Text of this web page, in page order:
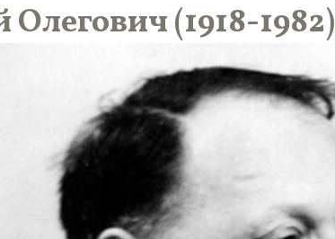
(1918-1982)